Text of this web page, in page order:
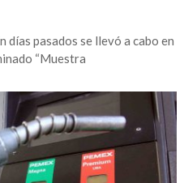
días pasados se llevó a cabo en
“Muestra